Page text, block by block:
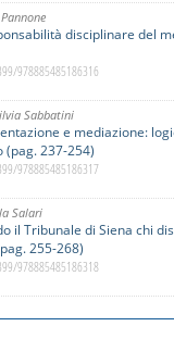
disciplinare del
978885485186316
Sabbatini
e mediazione:
(pag. 237-254)
978885485186317
Salari
il Tribunale di Siena chi
255-268)
978885485186318